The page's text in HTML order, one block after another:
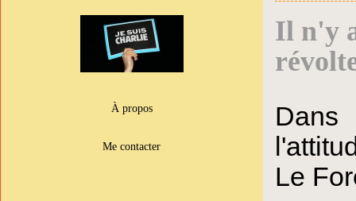
À propos
Me contacter
Il n'y
Dans
Le